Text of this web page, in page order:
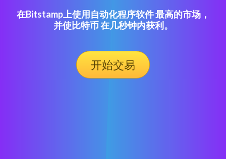
在Bitstamp上使用自动化程序软件 最高的市场，
并使比特币 在几秒钟内获利。
开始交易